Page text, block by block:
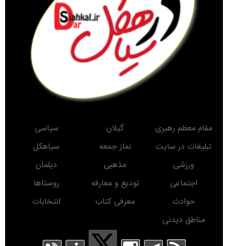
مقام معظم رهبری گیلان
سیاسی
تبلیغات در سایت
نماز جمعه
سیاهکل
ورزشی
مذهبی
دیلمان
اجتماعی
تودیع و معارفه
روستاها
حوادث
معرفی کتاب
انتخابات
مناطق دیدنی